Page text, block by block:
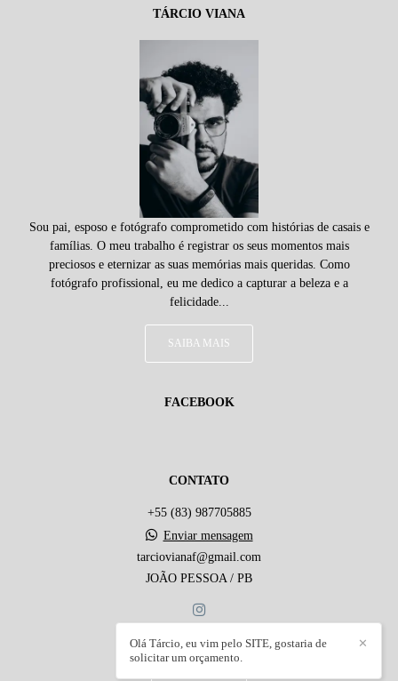
TÁRCIO VIANA
Sou pai, esposo e fotógrafo comprometido com histórias de casais e
famílias. O meu trabalho é registrar os seus momentos mais
preciosos e eternizar as suas memórias mais queridas. Como
fotógrafo profissional, eu me dedico a capturar a beleza e a
felicidade...
SAIBA MAIS
FACEBOOK
CONTATO
+55 (83) 987705885
Enviar mensagem
tarciovianaf@gmail.com
JOÃO PESSOA / PB
✕
Olá Tárcio, eu vim pelo SITE, gostaria de
solicitar um orçamento.